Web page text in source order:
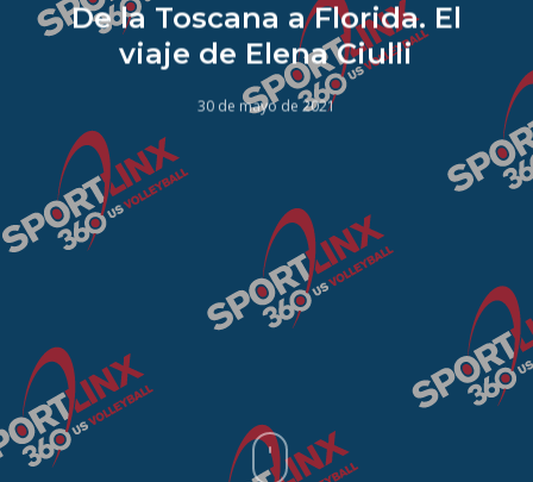
De la Toscana a Florida. El
viaje de Elena Ciulli
30 de mayo de 2021